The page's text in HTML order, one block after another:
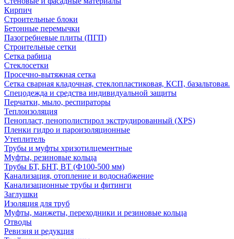
Кирпич
Строительные блоки
Бетонные перемычки
Пазогребневые плиты (ПГП)
Строительные сетки
Сетка рабица
Стеклосетки
Просечно-вытяжная сетка
Сетка сварная кладочная, стеклопластиковая, КСП, базальтовая.
Спецодежда и средства индивидуальной защиты
Перчатки, мыло, респираторы
Теплоизоляция
Пенопласт, пенополистирол экструдированный (XPS)
Пленки гидро и пароизоляционные
Утеплитель
Трубы и муфты хризотилцементные
Муфты, резиновые кольца
Трубы БТ, БНТ, ВТ (Ф100-500 мм)
Канализация, отопление и водоснабжение
Канализационные трубы и фитинги
Заглушки
Изоляция для труб
Муфты, манжеты, переходники и резиновые кольца
Отводы
Ревизия и редукция